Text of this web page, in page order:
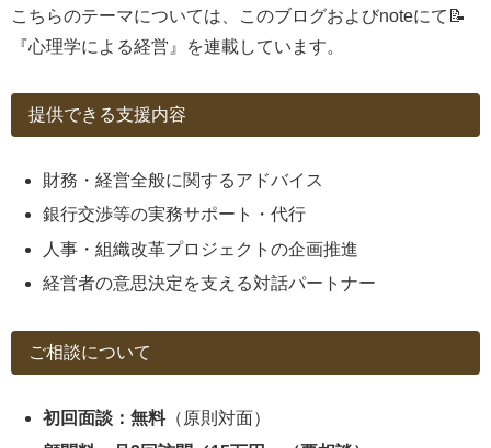
こちらのテーマについては、このブログおよびnoteにて📝
『心理学による経営』を連載しています。
提供できる支援内容
財務・経営全般に関するアドバイス
銀行交渉等の実務サポート・代行
人事・組織改革プロジェクトの企画推進
経営者の意思決定を支える対話パートナー
ご相談について
初回面談：無料（原則対面）